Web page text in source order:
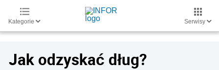
Kategorie Serwisy
Jak odzyskać dług?